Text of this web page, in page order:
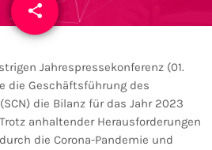
share
email
Jahrespressekonferenz (01.
die Geschäftsführung des
die Bilanz für das Jahr 2023
anhaltender Herausforderungen
die Corona-Pandemie und